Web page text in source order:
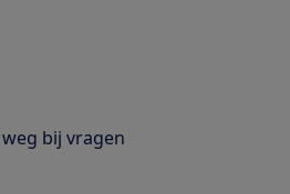
bij vragen